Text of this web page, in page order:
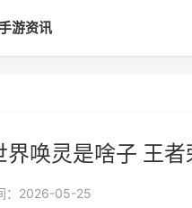
游资讯
界唤灵是啥子 王
：2026-05-25